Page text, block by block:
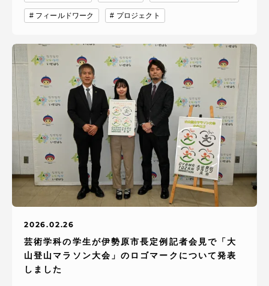
フィールドワーク プロジェクト
2026.02.26
芸術学科の学生が伊勢原市長定例記者会見で「大
山登山マラソン大会」のロゴマークについて発表
しました